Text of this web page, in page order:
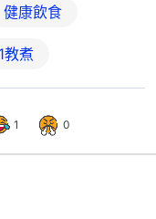
健康飲食
教煮
1 0